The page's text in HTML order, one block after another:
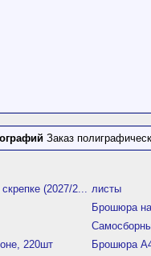
Заказ
(2027/2... листы
Брошюра
220шт
Брошюра